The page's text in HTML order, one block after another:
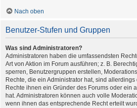
Nach oben
Benutzer-Stufen und Gruppen
Was sind Administratoren?
Administratoren haben die umfassendsten
Art von Aktion im Forum ausführen; z. B.
sperren, Benutzergruppen erstellen,
Rechte, die ein Administrator hat, sind
Rechte ihnen ein Gründer des Forums oder ein
hat. Administratoren können auch volle
wenn ihnen das entsprechende Recht erteilt